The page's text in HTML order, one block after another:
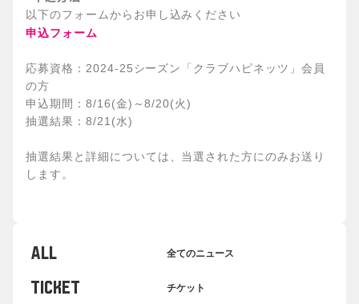
以下のフォームからお申し込みください
申込フォーム
応募資格：2024‐25シーズン「クラブハピネッツ」会員
の方
申込期間：8/16(金)～8/20(火)
抽選結果：8/21(水)
抽選結果と詳細については、当選された方にのみお送り
します。
ALL 全てのニュース
TICKET チケット